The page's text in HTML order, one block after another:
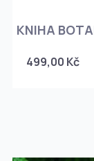
KNIHA
499,00 Kč